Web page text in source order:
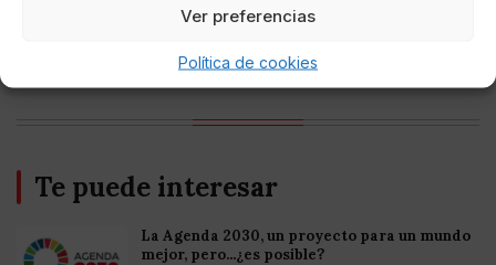
Ver preferencias
Política de cookies
Entretenimiento
Fortnite regresa para iOS en la Unión
Te puede interesar
La Agenda 2030, un proyecto para un mundo
mejor, pero...¿es posible?